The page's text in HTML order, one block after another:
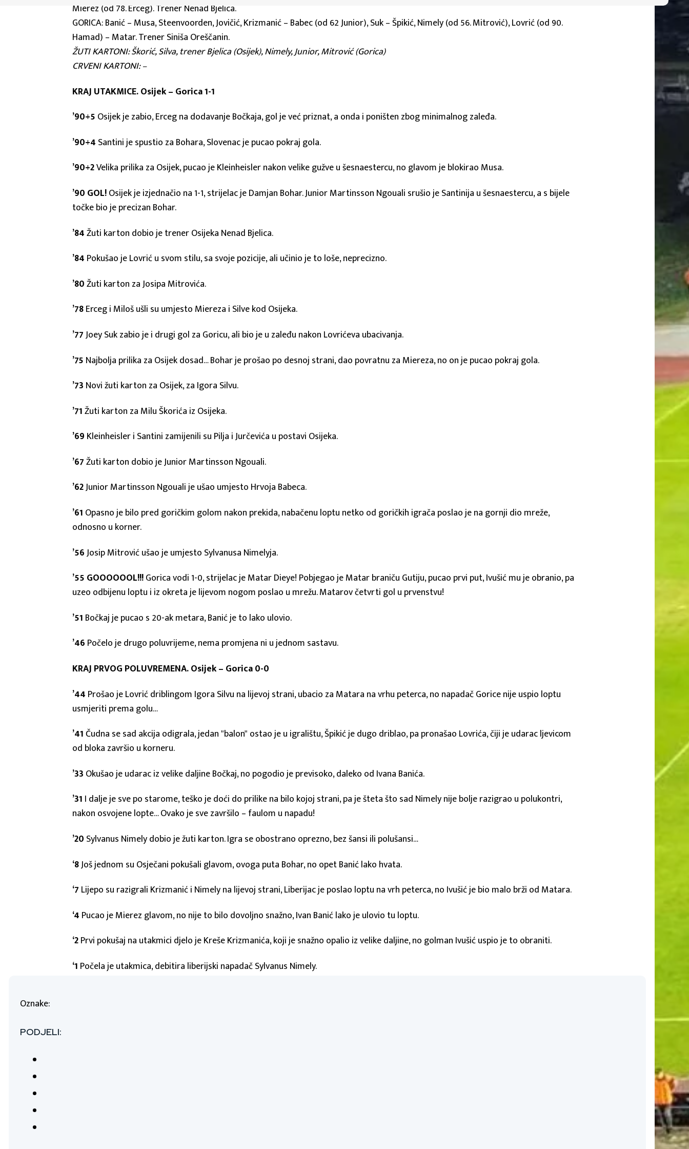
Mierez (od 78. Erceg). Trener Nenad Bjelica.
GORICA: Banić – Musa, Steenvoorden, Jovičić, Krizmanić – Babec (od 62 Junior), Suk – Špikić, Nimely (od 56. Mitrović), Lovrić (od 90.
Hamad) – Matar. Trener Siniša Oreščanin.
ŽUTI KARTONI: Škorić, Silva, trener Bjelica (Osijek), Nimely, Junior, Mitrović (Gorica)
CRVENI KARTONI: –
KRAJ UTAKMICE. Osijek – Gorica 1-1
’90+5 Osijek je zabio, Erceg na dodavanje Bočkaja, gol je već priznat, a onda i poništen zbog minimalnog zaleđa.
’90+4 Santini je spustio za Bohara, Slovenac je pucao pokraj gola.
’90+2Velika prilika za Osijek, pucao je Kleinheisler nakon velike gužve u šesnaestercu, no glavom je blokirao Musa.
’90 GOL!Osijek je izjednačio na 1-1, strijelac je Damjan Bohar. Junior Martinsson Ngouali srušio je Santinija u šesnaestercu, a s bijele
točke bio je precizan Bohar.
’84Žuti karton dobio je trener Osijeka Nenad Bjelica.
’84 Pokušao je Lovrić u svom stilu, sa svoje pozicije, ali učinio je to loše, neprecizno.
’80Žuti karton za Josipa Mitrovića.
’78Erceg i Miloš ušli su umjesto Miereza i Silve kod Osijeka.
’77Joey Suk zabio je i drugi gol za Goricu, ali bio je u zaleđu nakon Lovrićeva ubacivanja.
’75 Najbolja prilika za Osijek dosad… Bohar je prošao po desnoj strani, dao povratnu za Miereza, no on je pucao pokraj gola.
’73 Novi žuti karton za Osijek, za Igora Silvu.
’71Žuti karton za Milu Škorića iz Osijeka.
’69 Kleinheisler i Santini zamijenili su Pilja i Jurčevića u postavi Osijeka.
’67Žuti karton dobio je Junior Martinsson Ngouali.
’62Junior Martinsson Ngouali je ušao umjesto Hrvoja Babeca.
’61 Opasno je bilo pred goričkim golom nakon prekida, nabačenu loptu netko od goričkih igrača poslao je na gornji dio mreže,
odnosno u korner.
’56Josip Mitrović ušao je umjesto Sylvanusa Nimelyja.
’55 GOOOOOOL!!!Gorica vodi 1-0, strijelac je Matar Dieye! Pobjegao je Matar braniču Gutiju, pucao prvi put, Ivušić mu je obranio, pa
uzeo odbijenu loptu i iz okreta je lijevom nogom poslao u mrežu. Matarov četvrti gol u prvenstvu!
’51 Bočkaj je pucao s 20-ak metara, Banić je to lako ulovio.
’46 Počelo je drugo poluvrijeme, nema promjena ni u jednom sastavu.
KRAJ PRVOG POLUVREMENA. Osijek – Gorica 0-0
’44 Prošao je Lovrić driblingom Igora Silvu na lijevoj strani, ubacio za Matara na vrhu peterca, no napadač Gorice nije uspio loptu
usmjeriti prema golu…
’41Čudna se sad akcija odigrala, jedan "balon" ostao je u igralištu, Špikić je dugo driblao, pa pronašao Lovrića, čiji je udarac ljevicom
od bloka završio u korneru.
’33 Okušao je udarac iz velike daljine Bočkaj, no pogodio je previsoko, daleko od Ivana Banića.
’31 I dalje je sve po starome, teško je doći do prilike na bilo kojoj strani, pa je šteta što sad Nimely nije bolje razigrao u polukontri,
nakon osvojene lopte… Ovako je sve završilo – faulom u napadu!
’20 Sylvanus Nimely dobio je žuti karton. Igra se obostrano oprezno, bez šansi ili polušansi…
‘8Još jednom su Osječani pokušali glavom, ovoga puta Bohar, no opet Banić lako hvata.
‘7 Lijepo su razigrali Krizmanić i Nimely na lijevoj strani, Liberijac je poslao loptu na vrh peterca, no Ivušić je bio malo brži od Matara.
‘4 Pucao je Mierez glavom, no nije to bilo dovoljno snažno, Ivan Banić lako je ulovio tu loptu.
‘2Prvi pokušaj na utakmici djelo je Kreše Krizmanića, koji je snažno opalio iz velike daljine, no golman Ivušić uspio je to obraniti.
‘1 Počela je utakmica, debitira liberijski napadač Sylvanus Nimely.
Oznake:
PODJELI: